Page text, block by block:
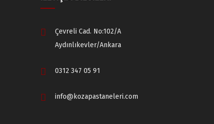
Çevreli Cad. No:102/A
Aydınlıkevler/Ankara
0312 347 05 91
info@kozapastaneleri.com